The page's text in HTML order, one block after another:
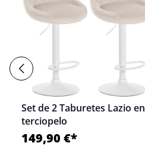
Set de 2 Taburetes Lazio en
terciopelo
149,90 €*